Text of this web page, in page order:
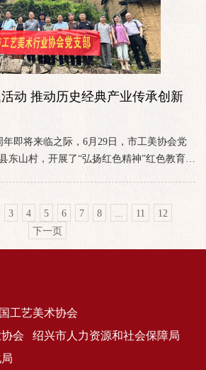
开展红色教育主题活动 推动历史经典产业传承创新
即将来临之际，6月29日，市工美协会党
东山村，开展了“弘扬红色精神”红色教育主
3 4 5 6 7 8 11
12
下一页
工艺美术协会
会
绍兴市人力资源和社会保障局